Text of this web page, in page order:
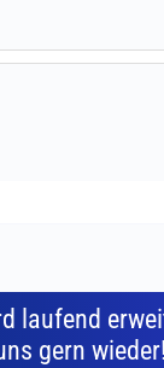
laufend
gern wieder!